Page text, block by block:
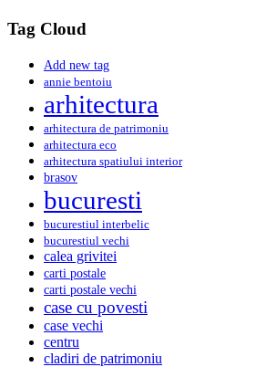
Tag Cloud
Add new tag
annie bentoiu
arhitectura
arhitectura de patrimoniu
arhitectura eco
arhitectura spatiului interior
brasov
bucuresti
bucurestiul interbelic
bucurestiul vechi
calea grivitei
carti postale
carti postale vechi
case cu povesti
case vechi
centru
cladiri de patrimoniu